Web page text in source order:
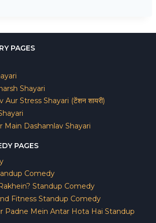
PAGES
Shayari
Aur Stress Shayari (टेंशन शायरी)
Main Dashamlav Shayari
PAGES
Comedy
Standup Comedy
Fitness Standup Comedy
Padne Mein Antar Hota Hai Standup